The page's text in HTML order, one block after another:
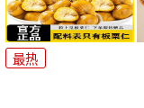
最热